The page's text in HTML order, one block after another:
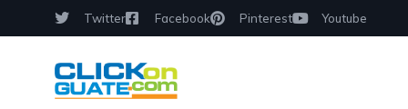
Twitter Facebook Pinterest Youtube